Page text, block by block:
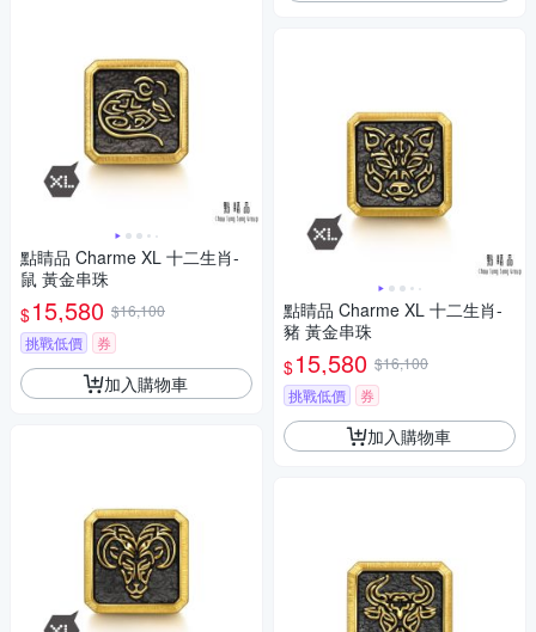
點睛品 Charme XL 十二生肖-
鼠 黃金串珠
$15,580 $16,100
挑戰低價
券
加入購物車
點睛品 Charme XL 十二生肖-
豬 黃金串珠
$15,580 $16,100
挑戰低價
券
加入購物車